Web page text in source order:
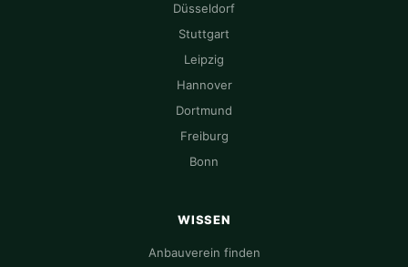
Düsseldorf
Stuttgart
Leipzig
Hannover
Dortmund
Freiburg
Bonn
WISSEN
Anbauverein finden